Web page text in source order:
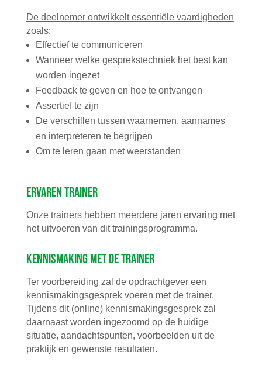
De deelnemer ontwikkelt essentiële vaardigheden
zoals:
Effectief te communiceren
Wanneer welke gesprekstechniek het best kan
worden ingezet
Feedback te geven en hoe te ontvangen
Assertief te zijn
De verschillen tussen waarnemen, aannames
en interpreteren te begrijpen
Om te leren gaan met weerstanden
Ervaren trainer
Onze trainers hebben meerdere jaren ervaring met
het uitvoeren van dit trainingsprogramma.
Kennismaking met de trainer
Ter voorbereiding zal de opdrachtgever een
kennismakingsgesprek voeren met de trainer.
Tijdens dit (online) kennismakingsgesprek zal
daarnaast worden ingezoomd op de huidige
situatie, aandachtspunten, voorbeelden uit de
praktijk en gewenste resultaten.